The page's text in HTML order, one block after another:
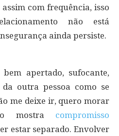
com frequência, isso
não está
ainda persiste.
apertado, sufocante,
outra pessoa como se
me deixe ir, quero morar
mostra compromisso
estar separado. Envolver